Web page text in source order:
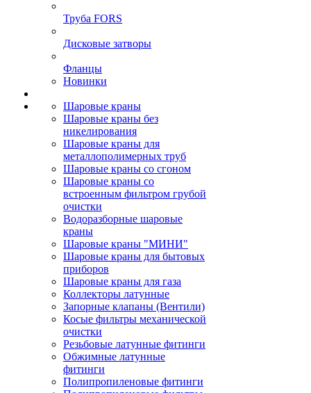
Труба FORS
Дисковые затворы
Фланцы
Новинки
Шаровые краны
Шаровые краны без
никелирования
Шаровые краны для
металлополимерных труб
Шаровые краны со сгоном
Шаровые краны со
встроенным фильтром грубой
очистки
Водоразборные шаровые
краны
Шаровые краны "МИНИ"
Шаровые краны для бытовых
приборов
Шаровые краны для газа
Коллекторы латунные
Запорные клапаны (Вентили)
Косые фильтры механической
очистки
Резьбовые латунные фитинги
Обжимные латунные
фитинги
Полипропиленовые фитинги